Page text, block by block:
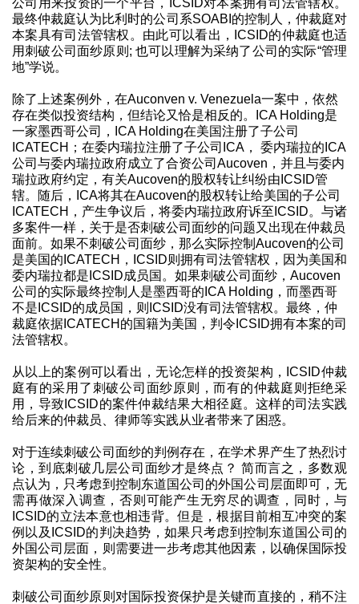
公司用来投资的一个平台，ICSID对本案拥有司法管辖权。
最终仲裁庭认为比利时的公司系SOABI的控制人，仲裁庭对
本案具有司法管辖权。由此可以看出，ICSID的仲裁庭也适
用刺破公司面纱原则; 也可以理解为采纳了公司的实际“管理
地”学说。
除了上述案例外，在Auconven v. Venezuela一案中，依然
存在类似投资结构，但结论又恰是相反的。ICA Holding是
一家墨西哥公司，ICA Holding在美国注册了子公司
ICATECH；在委内瑞拉注册了子公司ICA， 委内瑞拉的ICA
公司与委内瑞拉政府成立了合资公司Aucoven，并且与委内
瑞拉政府约定，有关Aucoven的股权转让纠纷由ICSID管
辖。随后，ICA将其在Aucoven的股权转让给美国的子公司
ICATECH，产生争议后，将委内瑞拉政府诉至ICSID。与诸
多案件一样，关于是否刺破公司面纱的问题又出现在仲裁员
面前。如果不刺破公司面纱，那么实际控制Aucoven的公司
是美国的ICATECH，ICSID则拥有司法管辖权，因为美国和
委内瑞拉都是ICSID成员国。如果刺破公司面纱，Aucoven
公司的实际最终控制人是墨西哥的ICA Holding，而墨西哥
不是ICSID的成员国，则ICSID没有司法管辖权。最终，仲
裁庭依据ICATECH的国籍为美国，判令ICSID拥有本案的司
法管辖权。
从以上的案例可以看出，无论怎样的投资架构，ICSID仲裁
庭有的采用了刺破公司面纱原则，而有的仲裁庭则拒绝采
用，导致ICSID的案件仲裁结果大相径庭。这样的司法实践
给后来的仲裁员、律师等实践从业者带来了困惑。
对于连续刺破公司面纱的判例存在，在学术界产生了热烈讨
论，到底刺破几层公司面纱才是终点？ 简而言之，多数观
点认为，只考虑到控制东道国公司的外国公司层面即可，无
需再做深入调查，否则可能产生无穷尽的调查，同时，与
ICSID的立法本意也相违背。但是，根据目前相互冲突的案
例以及ICSID的判决趋势，如果只考虑到控制东道国公司的
外国公司层面，则需要进一步考虑其他因素，以确保国际投
资架构的安全性。
刺破公司面纱原则对国际投资保护是关键而直接的，稍不注